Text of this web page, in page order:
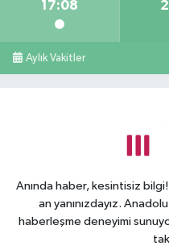
17:08
Aylık Vakitler
Anında haber, kesintisiz
an yanınızdayız.
haberleşme deneyimi